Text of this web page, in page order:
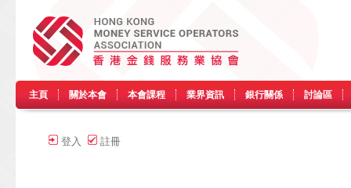
主頁 關於本會 本會課程 業界資訊 銀行關係 討論區
登入 註冊